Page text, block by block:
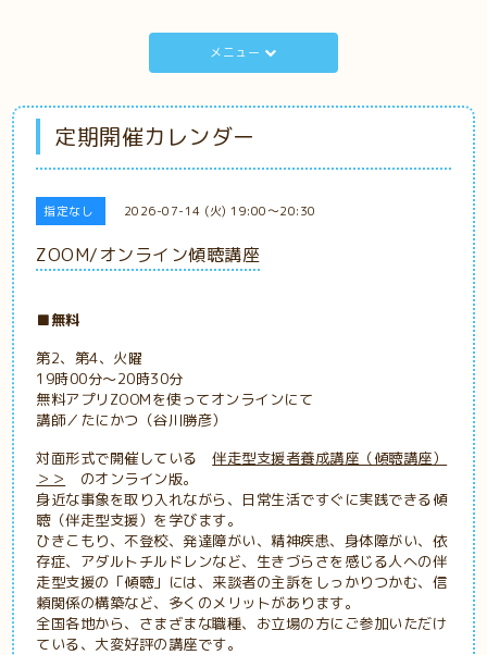
メニュー
定期開催カレンダー
指定なし 2026-07-14 (火) 19:00～20:30
ZOOM/オンライン傾聴講座
■無料
第2、第4、火曜
19時00分～20時30分
無料アプリZOOMを使ってオンラインにて
講師／たにかつ（谷川勝彦）
対面形式で開催している伴走型支援者養成講座（傾聴講座）
＞＞
のオンライン版。
身近な事象を取り入れながら、日常生活ですぐに実践できる傾
聴（伴走型支援）を学びます。
ひきこもり、不登校、発達障がい、精神疾患、身体障がい、依
存症、アダルトチルドレンなど、生きづらさを感じる人への伴
走型支援の「傾聴」には、来談者の主訴をしっかりつかむ、信
頼関係の構築など、多くのメリットがあります。
全国各地から、さまざまな職種、お立場の方にご参加いただけ
ている、大変好評の講座です。